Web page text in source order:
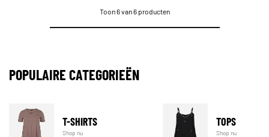
Toon 6 van 6 producten
POPULAIRE CATEGORIEËN
T-SHIRTS
Shop nu
TOPS
Shop nu